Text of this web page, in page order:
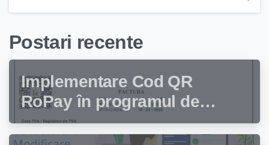
Postari recente
Implementare Cod QR
RoPay în programul de
facturare Facturis